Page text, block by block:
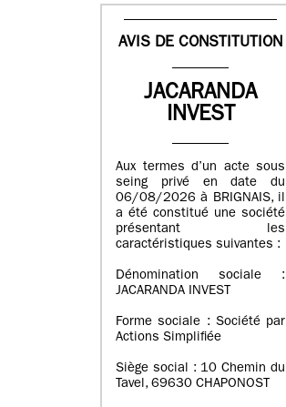
AVIS DE CONSTITUTION
JACARANDA
INVEST
Aux termes d’un acte sous
seing privé en date du
06/08/2026 à BRIGNAIS, il
a été constitué une société
présentant les
caractéristiques suivantes :
Dénomination sociale :
JACARANDA INVEST
Forme sociale : Société par
Actions Simplifiée
Siège social : 10 Chemin du
Tavel, 69630 CHAPONOST